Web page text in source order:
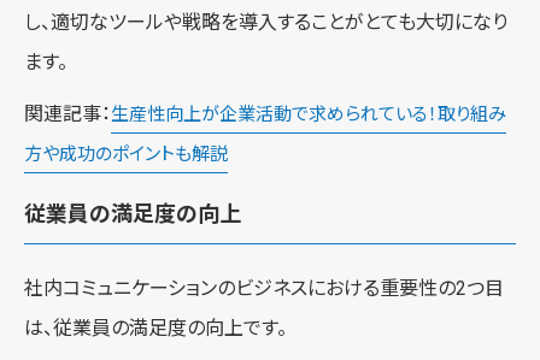
し、適切なツールや戦略を導入することがとても大切になり
ます。
関連記事：生産性向上が企業活動で求められている！取り組み
方や成功のポイントも解説
従業員の満足度の向上
社内コミュニケーションのビジネスにおける重要性の2つ目
は、従業員の満足度の向上です。